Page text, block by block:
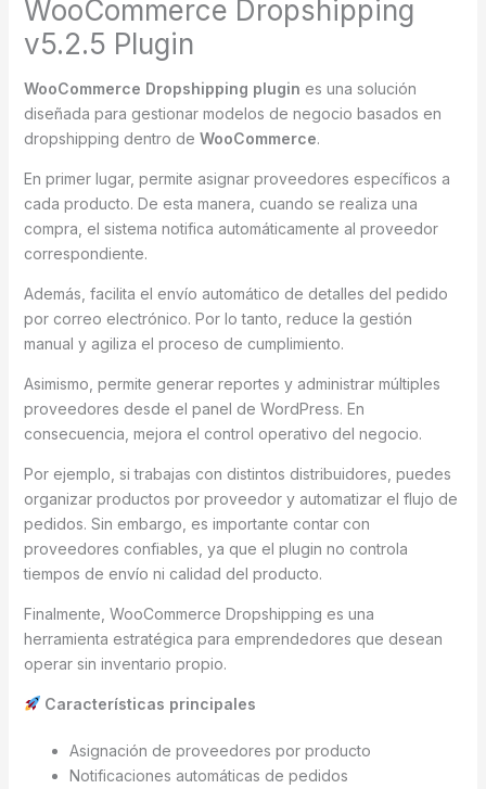
WooCommerce Dropshipping
v5.2.5 Plugin
WooCommerce Dropshipping plugin es una solución
diseñada para gestionar modelos de negocio basados en
dropshipping dentro de WooCommerce.
En primer lugar, permite asignar proveedores específicos a
cada producto. De esta manera, cuando se realiza una
compra, el sistema notifica automáticamente al proveedor
correspondiente.
Además, facilita el envío automático de detalles del pedido
por correo electrónico. Por lo tanto, reduce la gestión
manual y agiliza el proceso de cumplimiento.
Asimismo, permite generar reportes y administrar múltiples
proveedores desde el panel de WordPress. En
consecuencia, mejora el control operativo del negocio.
Por ejemplo, si trabajas con distintos distribuidores, puedes
organizar productos por proveedor y automatizar el flujo de
pedidos. Sin embargo, es importante contar con
proveedores confiables, ya que el plugin no controla
tiempos de envío ni calidad del producto.
Finalmente, WooCommerce Dropshipping es una
herramienta estratégica para emprendedores que desean
operar sin inventario propio.
Características principales
Asignación de proveedores por producto
Notificaciones automáticas de pedidos